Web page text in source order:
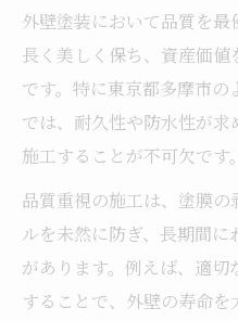
外壁塗装において品質を
長く美しく保ち、資産価
です。特に東京都多摩市
では、耐久性や防水性が
施工することが不可欠です。
品質重視の施工は、塗膜
ルを未然に防ぎ、長期間
があります。例えば、適
することで、外壁の寿命